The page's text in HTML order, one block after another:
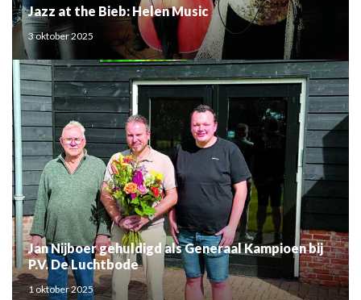
Jazz at the Bieb: Helen Music
3 oktober 2025
Jan Nijboer gehuldigd als Generaal Kampioen bij
P.V. De Luchtbode
1 oktober 2025